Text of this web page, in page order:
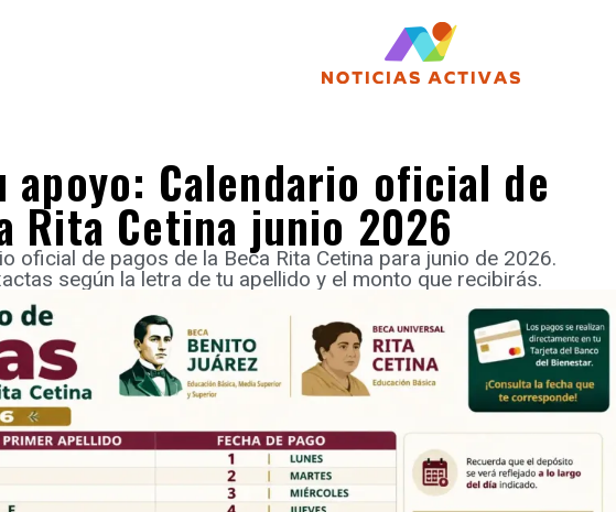
apoyo: Calendario oficial de
Rita Cetina junio 2026
oficial de pagos de la Beca Rita Cetina para junio de 2026.
según la letra de tu apellido y el monto que recibirás.